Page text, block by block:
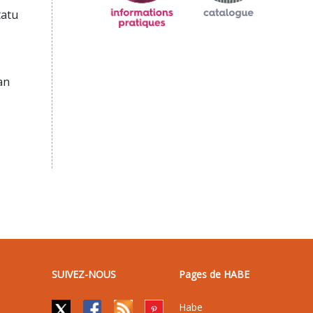
SUIVEZ-NOUS Pages de HABE
Habe